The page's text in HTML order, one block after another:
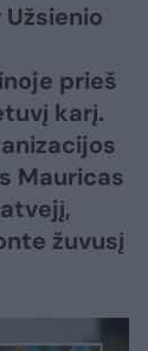
prieš
karį.
Mauricas
žuvusį